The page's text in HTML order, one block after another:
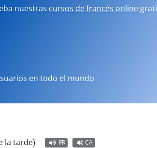
nuestras cursos de francés online
en todo el mundo
la tarde) FR CA